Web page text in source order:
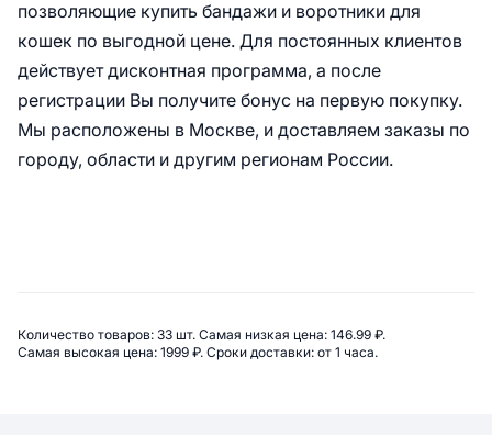
позволяющие купить бандажи и воротники для
кошек по выгодной цене. Для постоянных клиентов
действует дисконтная программа, а после
регистрации Вы получите бонус на первую покупку.
Мы расположены в Москве, и доставляем заказы по
городу, области и другим регионам России.
Сводная информация по
Количество товаров: 33 шт. Самая низкая цена: 146.99 ₽.
Самая высокая цена: 1999 ₽. Сроки доставки: от 1 часа.